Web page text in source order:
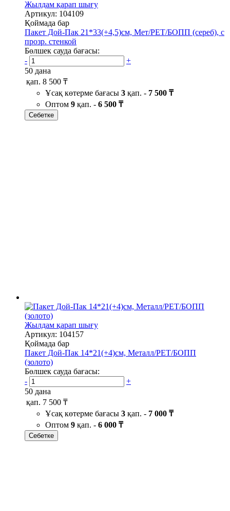
Жылдам қарап шығу
Артикул: 104109
Қоймада бар
Пакет Дой-Пак 21*33(+4,5)см, Мет/PET/БОПП (сереб), с
прозр. стенкой
Бөлшек сауда бағасы:
-
+
50 дана
қап. 8 500 ₸
Ұсақ көтерме бағасы 3 қап. - 7 500 ₸
Оптом 9 қап. - 6 500 ₸
Себетке
Жылдам қарап шығу
Артикул: 104157
Қоймада бар
Пакет Дой-Пак 14*21(+4)см, Металл/PET/БОПП
(золото)
Бөлшек сауда бағасы:
-
+
50 дана
қап. 7 500 ₸
Ұсақ көтерме бағасы 3 қап. - 7 000 ₸
Оптом 9 қап. - 6 000 ₸
Себетке